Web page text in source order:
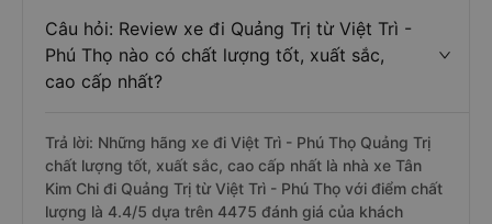
Câu hỏi: Review xe đi Quảng Trị từ Việt Trì -
Phú Thọ nào có chất lượng tốt, xuất sắc,
cao cấp nhất?
Trả lời: Những hãng xe đi Việt Trì - Phú Thọ Quảng Trị
chất lượng tốt, xuất sắc, cao cấp nhất là nhà xe Tân
Kim Chi đi Quảng Trị từ Việt Trì - Phú Thọ với điểm chất
lượng là 4.4/5 dựa trên 4475 đánh giá của khách